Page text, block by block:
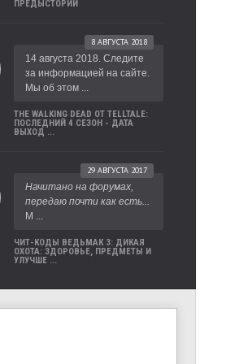
ПРЕДЫСТОРИИ
8 АВГУСТА 2018
14 августа 2018. Следите
за информацией на сайте.
Мы об этом ...
THE WALKING DEAD ОТ TELLTALE:
ПОСЛЕДНИЙ 4 СЕЗОН - ДАТА
ВЫХОД ...
29 АВГУСТА 2017
Начитано на форумах,
передаю почти как есть...
М ...
ЧИТ-КОДЫ ВЕДЬМАК 3: ДИКАЯ
ОХОТА: ЗДОРОВЬЕ, ПРЕДМЕТЫ И
УЛУЧШЕ ...